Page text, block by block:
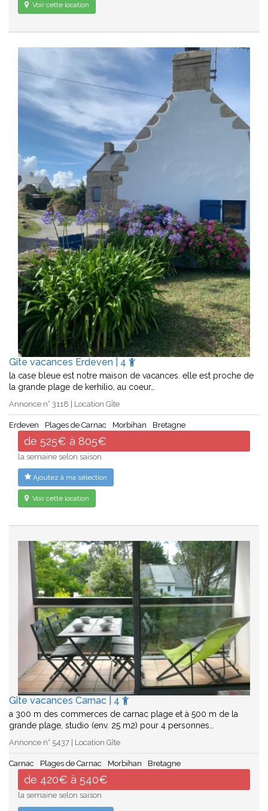
Voir cette location
Gîte vacances Erdeven | 4
la case bleue est notre maison de vacances. elle est proche de
la grande plage de kerhilio, au coeur…
Annonce n° 3118 | Location Gîte
Erdeven Plages de Carnac Morbihan Bretagne
de 525€ à 805€
la semaine selon saison
Ajoutez à ma sélection
Voir cette location
Gîte vacances Carnac | 4
a 300 m des commerces de carnac plage et à 500 m de la
grande plage, studio (env. 25 m2) pour 4 personnes…
Annonce n° 5437 | Location Gîte
Carnac Plages de Carnac Morbihan Bretagne
de 420€ à 540€
la semaine selon saison